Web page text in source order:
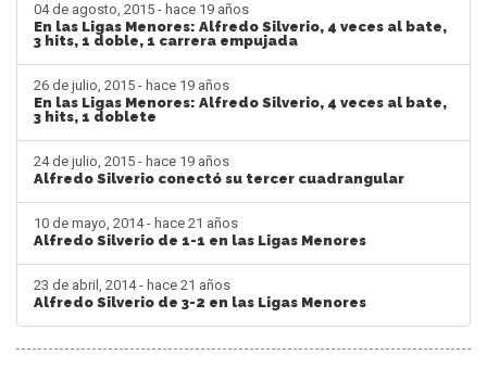
04 de agosto, 2015 - hace 19 años
En las Ligas Menores: Alfredo Silverio, 4 veces al bate,
3 hits, 1 doble, 1 carrera empujada
26 de julio, 2015 - hace 19 años
En las Ligas Menores: Alfredo Silverio, 4 veces al bate,
3 hits, 1 doblete
24 de julio, 2015 - hace 19 años
Alfredo Silverio conectó su tercer cuadrangular
10 de mayo, 2014 - hace 21 años
Alfredo Silverio de 1-1 en las Ligas Menores
23 de abril, 2014 - hace 21 años
Alfredo Silverio de 3-2 en las Ligas Menores